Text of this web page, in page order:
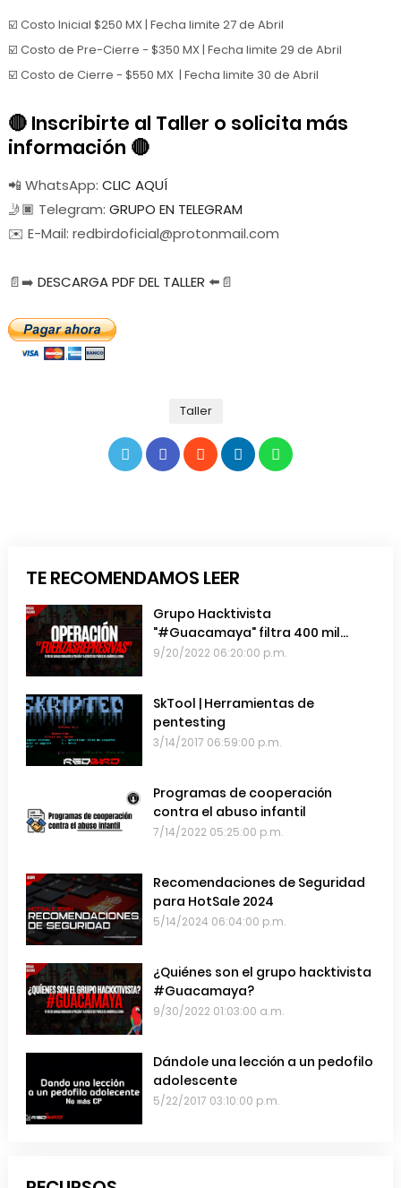
☑️ Costo Inicial $250 MX | Fecha limite 27 de Abril
☑️ Costo de Pre-Cierre - $350 MX| Fecha limite 29 de Abril
☑️ Costo de Cierre - $550 MX | Fecha limite 30 de Abril
🔴 Inscribirte al Taller o solicita más
información 🔴
📲 WhatsApp: CLIC AQUÍ
🤳🏿 Telegram: GRUPO EN TELEGRAM
✉️ E-Mail: redbirdoficial@protonmail.com
📄➡️ DESCARGA PDF DEL TALLER ⬅️📄
Taller
TE RECOMENDAMOS LEER
Grupo Hacktivista
"#Guacamaya" filtra 400 mil
emails de las Fuerzas Armadas de
9/20/2022 06:20:00 p.m.
SkTool | Herramientas de
pentesting
3/14/2017 06:59:00 p.m.
Programas de cooperación
contra el abuso infantil
7/14/2022 05:25:00 p.m.
Recomendaciones de Seguridad
para HotSale 2024
5/14/2024 06:04:00 p.m.
¿Quiénes son el grupo hacktivista
#Guacamaya?
9/30/2022 01:03:00 a.m.
Dándole una lección a un pedofilo
adolescente
5/22/2017 03:10:00 p.m.